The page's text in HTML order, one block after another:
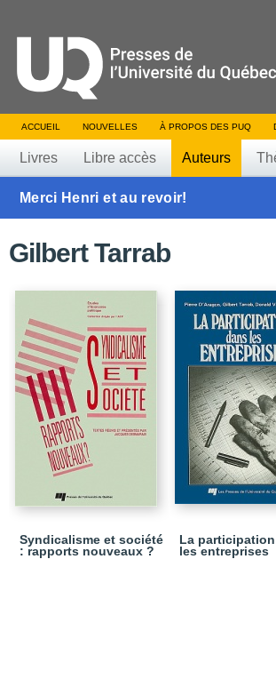
ACCUEIL NOUVELLES À PROPOS DES PUQ
Livres Libre accès Auteurs
Merci Henri et au revoir!
Gilbert Tarrab
Syndicalisme et société
: rapports nouveaux ?
La
les entreprises